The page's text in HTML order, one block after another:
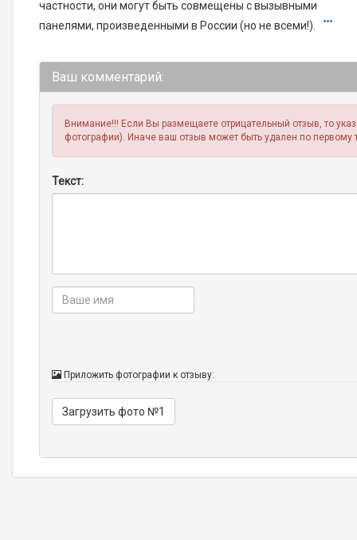
частности, они могут быть совмещены с вызывными
панелями, произведенными в России (но не всеми!).
Ваш комментарий:
Внимание!!! Если Вы размещаете отрицательный отзыв, то
фотографии). Иначе ваш отзыв может быть удален по первому
Текст:
Приложить фотографии к отзыву:
Загрузить фото №1